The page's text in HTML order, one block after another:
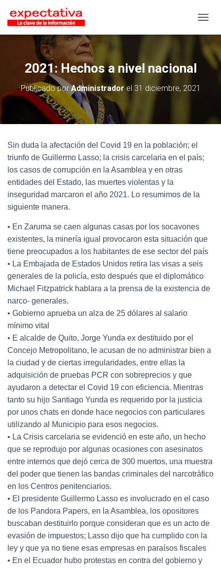
2021: Hechos a nivel nacional
Publicado por Administrador el 31 diciembre, 2021
Sin duda la afectación del Covid 19 en la población; el
triunfo de Guillermo Lasso; la crisis carcelaria en el país;
los casos de corrupción en la Asamblea y en otras
entidades del Estado, las muertes violentas y la
inseguridad marcaron el año 2021. Lo resumimos de la
siguiente manera.
• En Zaruma se caen algunas casas por los socavones
existentes, la minería igual provocaron esta situación que
tiene preocupados a los habitantes de ese sector del país
• La Embajada de Estados Unidos retira las visas a seis
generales de la policía, esto después que el diplomático
Michael Fitzpatrick hablara a la prensa de la existencia de
narco- generales.
• Gobierno aprueba un alza de 25 dólares al salario
mínimo vital
• E alcalde de Quito, Jorge Yunda ex destituido por el
Concejo Metropolitano, le acusan de no administrar bien a
la ciudad y de ciertas irregularidades, entre ellas la
adquisición de pruebas PCR con sobreprecios y que
ayudaron a detectar el Covid 19 con eficiencia. Mientras
tanto su hijo Santiago Yunda es requerido por la justicia
por unos chats en donde hace negocios con particulares
utilizando al Municipio para esos negocios.
• La Crisis carcelaria se evidenció en este año, un hecho
que se reprodujo por algunas ocasiones con asesinatos
entre internos que dejó cerca de 300 muertos, una muestra
del poder que tienen las bandas criminales del narcotráfico
en los Centros penitenciarios.
• El presidente Guillermo Lasso es involucrado en el caso
de los Pandora Papers, en la Asamblea, los opositores
buscaban destituirlo porque consideran que es un acto de
evasión de impuestos; Lasso dijo que ha cumplido con la
ley y que ya no tiene esas empresas en paraísos fiscales
• En el Ecuador hubo protestas en contra del gobierno y